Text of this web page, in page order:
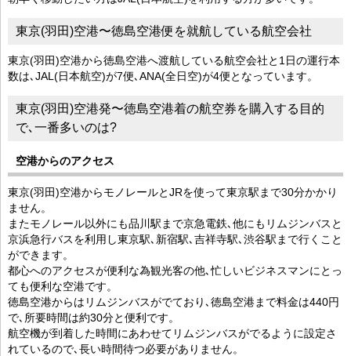
東京(羽田)空港〜徳島空港便を就航している航空会社
東京(羽田)空港から徳島空港へ渡航している航空会社と1日の運行本
数は､JAL(日本航空)が7便､ANA(全日空)が4便となっています。
東京(羽田)空港発〜徳島空港着の航空券を購入する目的
で､一番多いのは?
空港からのアクセス
東京(羽田)空港からモノレールとJRを使って東京駅まで30分かかり
ません。
またモノレール以外にも品川駅まで京急電鉄､他にもリムジンバスと
京浜急行バスを利用し東京駅､新宿駅､吉祥寺駅､渋谷駅まで行くこと
ができます。
都心へのアクセスが便利な為観光客の他､忙しいビジネスマンにとっ
ても便利な空港です。
徳島空港からはリムジンバスがでており､徳島空港まで料金は440円
で､所要時間は約30分と便利です。
航空機が到着した時間にあわせてリムジンバスがでるように設定さ
れているので､長い時間待つ必要がありません。